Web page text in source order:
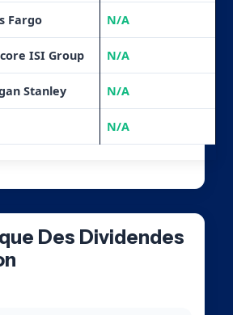
Fargo N/A
ISI Group N/A
Stanley N/A
N/A
Des Dividendes